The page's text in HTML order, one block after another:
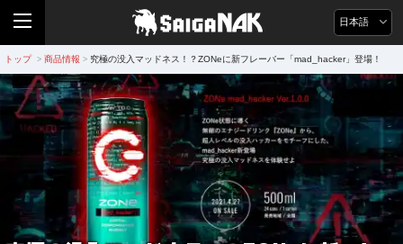
日本語
トップ > 商品情報 > 究極の没入マッドネス！？ZONeに新フレーバー「mad_hacker」登場！